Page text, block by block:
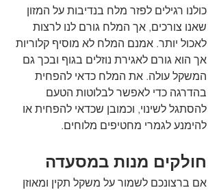
כולנו רגילים לפזר מלח בנדיבות על המזון
שאנו צורכים, אך המלח גורם לנו לרצות
לאכול יותר. אמנם המלח לא מוסיף קלוריות
אך הוא גורם לאגירת נוזלים בגוף ובכך גם
המשקל עולה. את המלח כדאי להפחית
בהדרגה כדי לאפשר לבלוטות הטעם
להסתגל לשינוי, וכמובן שכדאי להפחית או
להימנע לגמרי מחטיפים מלוחים.
חולקים מנות במסעדה
אם ברצונכם לשמור על משקל תקין ומאוזן